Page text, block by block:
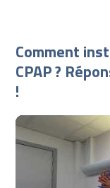
Comment
CPAP ?
!